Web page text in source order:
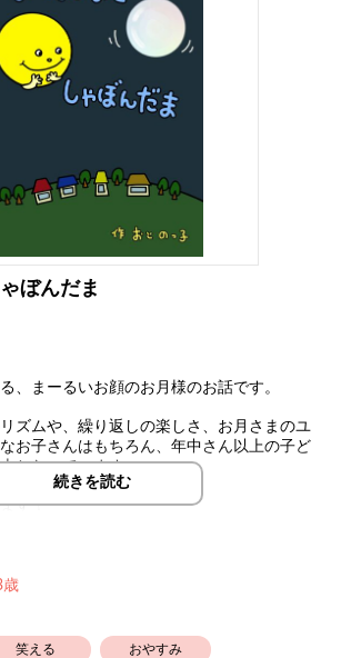
ぼんだま
、まーるいお顔のお月様のお話です。
ズムや、繰り返しの楽しさ、お月さまのユ
お子さんはもちろん、年中さん以上の子ど
となっています。
す！
続きを読む
歳
笑える おやすみ